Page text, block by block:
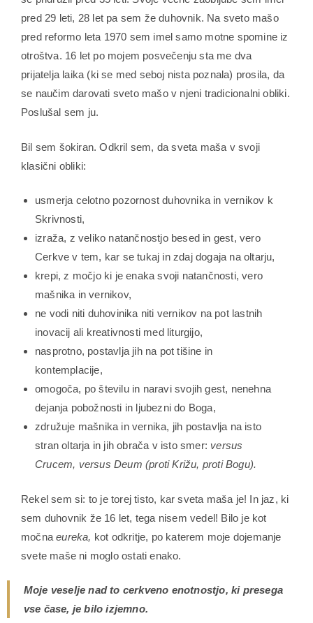
pred 29 leti, 28 let pa sem že duhovnik. Na sveto mašo
pred reformo leta 1970 sem imel samo motne spomine iz
otroštva. 16 let po mojem posvečenju sta me dva
prijatelja laika (ki se med seboj nista poznala) prosila, da
se naučim darovati sveto mašo v njeni tradicionalni obliki.
Poslušal sem ju.
Bil sem šokiran. Odkril sem, da sveta maša v svoji
klasični obliki:
usmerja celotno pozornost duhovnika in vernikov k
Skrivnosti,
izraža, z veliko natančnostjo besed in gest, vero
Cerkve v tem, kar se tukaj in zdaj dogaja na oltarju,
krepi, z močjo ki je enaka svoji natančnosti, vero
mašnika in vernikov,
ne vodi niti duhovinika niti vernikov na pot lastnih
inovacij ali kreativnosti med liturgijo,
nasprotno, postavlja jih na pot tišine in
kontemplacije,
omogoča, po številu in naravi svojih gest, nenehna
dejanja pobožnosti in ljubezni do Boga,
združuje mašnika in vernika, jih postavlja na isto
stran oltarja in jih obrača v isto smer: versus
Crucem, versus Deum (proti Križu, proti Bogu).
Rekel sem si: to je torej tisto, kar sveta maša je! In jaz, ki
sem duhovnik že 16 let, tega nisem vedel! Bilo je kot
močnaeureka, kot odkritje, po katerem moje dojemanje
svete maše ni moglo ostati enako.
Moje veselje nad to cerkveno enotnostjo, ki presega
vse čase, je bilo izjemno.